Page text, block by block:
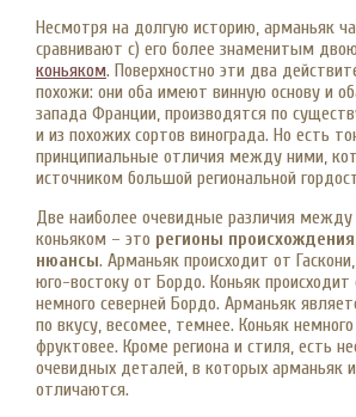
Несмотря на долгую историю, арманьяк
сравнивают с) его более знаменитым
коньяком. Поверхностно эти два
похожи: они оба имеют винную основу и
запада Франции, производятся по
и из похожих сортов винограда. Но есть
принципиальные отличия между ними,
источником большой региональной
Две наиболее очевидные различия
коньяком – это регионы происхождения
нюансы. Арманьяк происходит от
юго-востоку от Бордо. Коньяк
немного северней Бордо. Арманьяк
по вкусу, весомее, темнее. Коньяк
фруктовее. Кроме региона и стиля, есть
очевидных деталей, в которых арманьяк
отличаются.